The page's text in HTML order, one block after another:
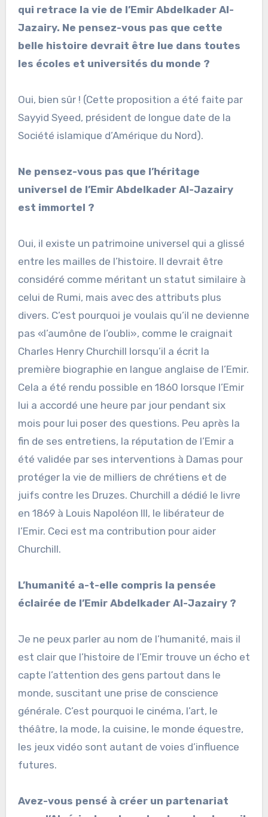
qui retrace la vie de l’Emir Abdelkader Al-
Jazairy. Ne pensez-vous pas que cette
belle histoire devrait être lue dans toutes
les écoles et universités du monde ?
Oui, bien sûr ! (Cette proposition a été faite par
Sayyid Syeed, président de longue date de la
Société islamique d’Amérique du Nord).
Ne pensez-vous pas que l’héritage
universel de l’Emir Abdelkader Al-Jazairy
est immortel ?
Oui, il existe un patrimoine universel qui a glissé
entre les mailles de l’histoire. Il devrait être
considéré comme méritant un statut similaire à
celui de Rumi, mais avec des attributs plus
divers. C’est pourquoi je voulais qu’il ne devienne
pas «l’aumône de l’oubli», comme le craignait
Charles Henry Churchill lorsqu’il a écrit la
première biographie en langue anglaise de l’Emir.
Cela a été rendu possible en 1860 lorsque l’Emir
lui a accordé une heure par jour pendant six
mois pour lui poser des questions. Peu après la
fin de ses entretiens, la réputation de l’Emir a
été validée par ses interventions à Damas pour
protéger la vie de milliers de chrétiens et de
juifs contre les Druzes. Churchill a dédié le livre
en 1869 à Louis Napoléon III, le libérateur de
l’Emir. Ceci est ma contribution pour aider
Churchill.
L’humanité a-t-elle compris la pensée
éclairée de l’Emir Abdelkader Al-Jazairy ?
Je ne peux parler au nom de l’humanité, mais il
est clair que l’histoire de l’Emir trouve un écho et
capte l’attention des gens partout dans le
monde, suscitant une prise de conscience
générale. C’est pourquoi le cinéma, l’art, le
théâtre, la mode, la cuisine, le monde équestre,
les jeux vidéo sont autant de voies d’influence
futures.
Avez-vous pensé à créer un partenariat